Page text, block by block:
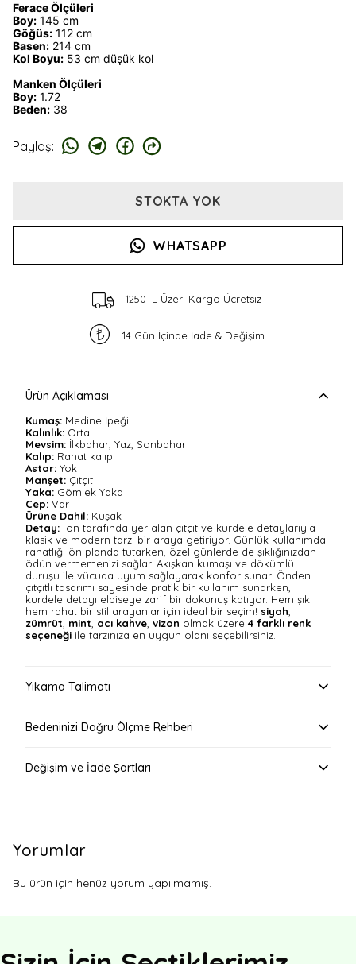
Ferace Ölçüleri
Boy: 145 cm
Göğüs: 112 cm
Basen: 214 cm
Kol Boyu: 53 cm düşük kol
Manken Ölçüleri
Boy: 1.72
Beden: 38
Paylaş:
STOKTA YOK
WHATSAPP
1250TL Üzeri Kargo Ücretsiz
14 Gün İçinde İade & Değişim
Ürün Açıklaması
Kumaş: Medine İpeği
Kalınlık: Orta
Mevsim: İlkbahar, Yaz, Sonbahar
Kalıp: Rahat kalıp
Astar: Yok
Manşet: Çıtçıt
Yaka: Gömlek Yaka
Cep: Var
Ürüne Dahil: Kuşak
Detay: ön tarafında yer alan çıtçıt ve kurdele detaylarıyla
klasik ve modern tarzı bir araya getiriyor. Günlük kullanımda
rahatlığı ön planda tutarken, özel günlerde de şıklığınızdan
ödün vermemenizi sağlar. Akışkan kumaşı ve dökümlü
duruşu ile vücuda uyum sağlayarak konfor sunar. Önden
çıtçıtlı tasarımı sayesinde pratik bir kullanım sunarken,
kurdele detayı elbiseye zarif bir dokunuş katıyor. Hem şık
hem rahat bir stil arayanlar için ideal bir seçim! siyah,
zümrüt, mint, acı kahve, vizon olmak üzere 4 farklı renk
seçeneği ile tarzınıza en uygun olanı seçebilirsiniz.
Yıkama Talimatı
Bedeninizi Doğru Ölçme Rehberi
Değişim ve İade Şartları
Yorumlar
Bu ürün için henüz yorum yapılmamış.